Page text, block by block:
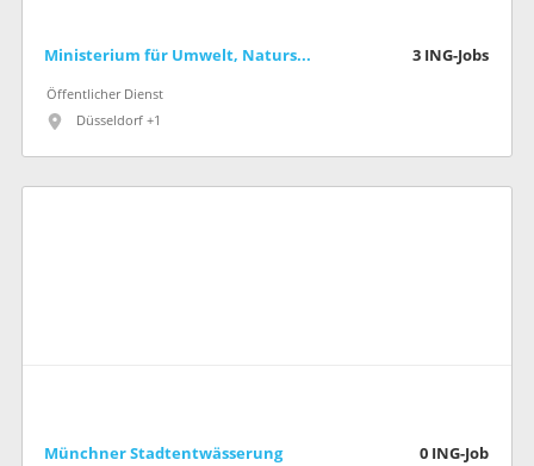
Ministerium für Umwelt, Naturschutz und Verkehr des Landes Nordrhein-Westfalen 3 ING-Jobs
Öffentlicher Dienst
Düsseldorf +1
Münchner Stadtentwässerung 0 ING-Job